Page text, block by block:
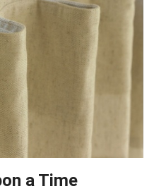
a Time